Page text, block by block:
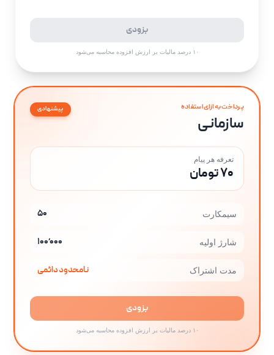
بزودی
۱۰ درصد مالیات بر ارزش افزوده محاسبه می‌شود
پرداخت به ازای استفاده
سازمانی
پیشنهادی
تعرفه هر پیام
۷۰ تومان
سیمکارت ۵۰
شارژ اولیه ۱۰۰٬۰۰۰
مدت اشتراک نامحدود دائمی
بزودی
۱۰ درصد مالیات بر ارزش افزوده محاسبه می‌شود